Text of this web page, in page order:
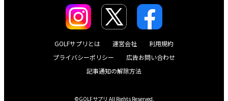
GOLFサプリとは 運営会社
利用規約
プライバシーポリシー
広告お問い合わせ
記事通知の解除方法
©GOLFサプリ All Rights Reserved.